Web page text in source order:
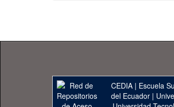
CEDIA | Escuela
del Ecuador|